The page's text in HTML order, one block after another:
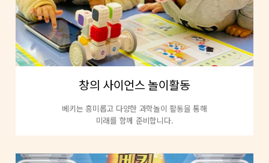
창의 사이언스 놀이활동
베키는 흥미롭고 다양한 과학놀이 활동을 통해
미래를 함께 준비합니다.